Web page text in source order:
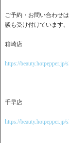
ご予約・お問い合わせ
談も受け付けています。
箱崎店
https://
千早店
https://